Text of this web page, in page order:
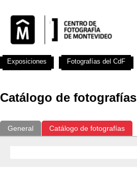
Catálogo de fotografías
General Catálogo de fotografías
Exposiciones Fotografías del CdF